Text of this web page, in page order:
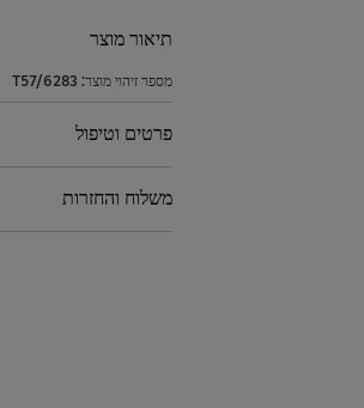
תיאור מוצר
מספר זיהוי מוצר: T57/6283
פרטים וטיפול
משלוח והחזרות